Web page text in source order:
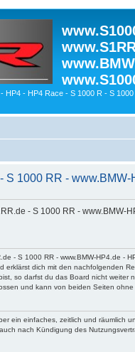
- HP4 Race - S 1000 R - S 1000
1000 RR -
- S 1000 RR -
- S 1000 RR - www.BMW-HP4.de
erklärst dich mit den nachfolgenden
so darfst du das Board nicht
und kann von beiden Seiten
ein einfaches, zeitlich und räumlich
nach Kündigung des